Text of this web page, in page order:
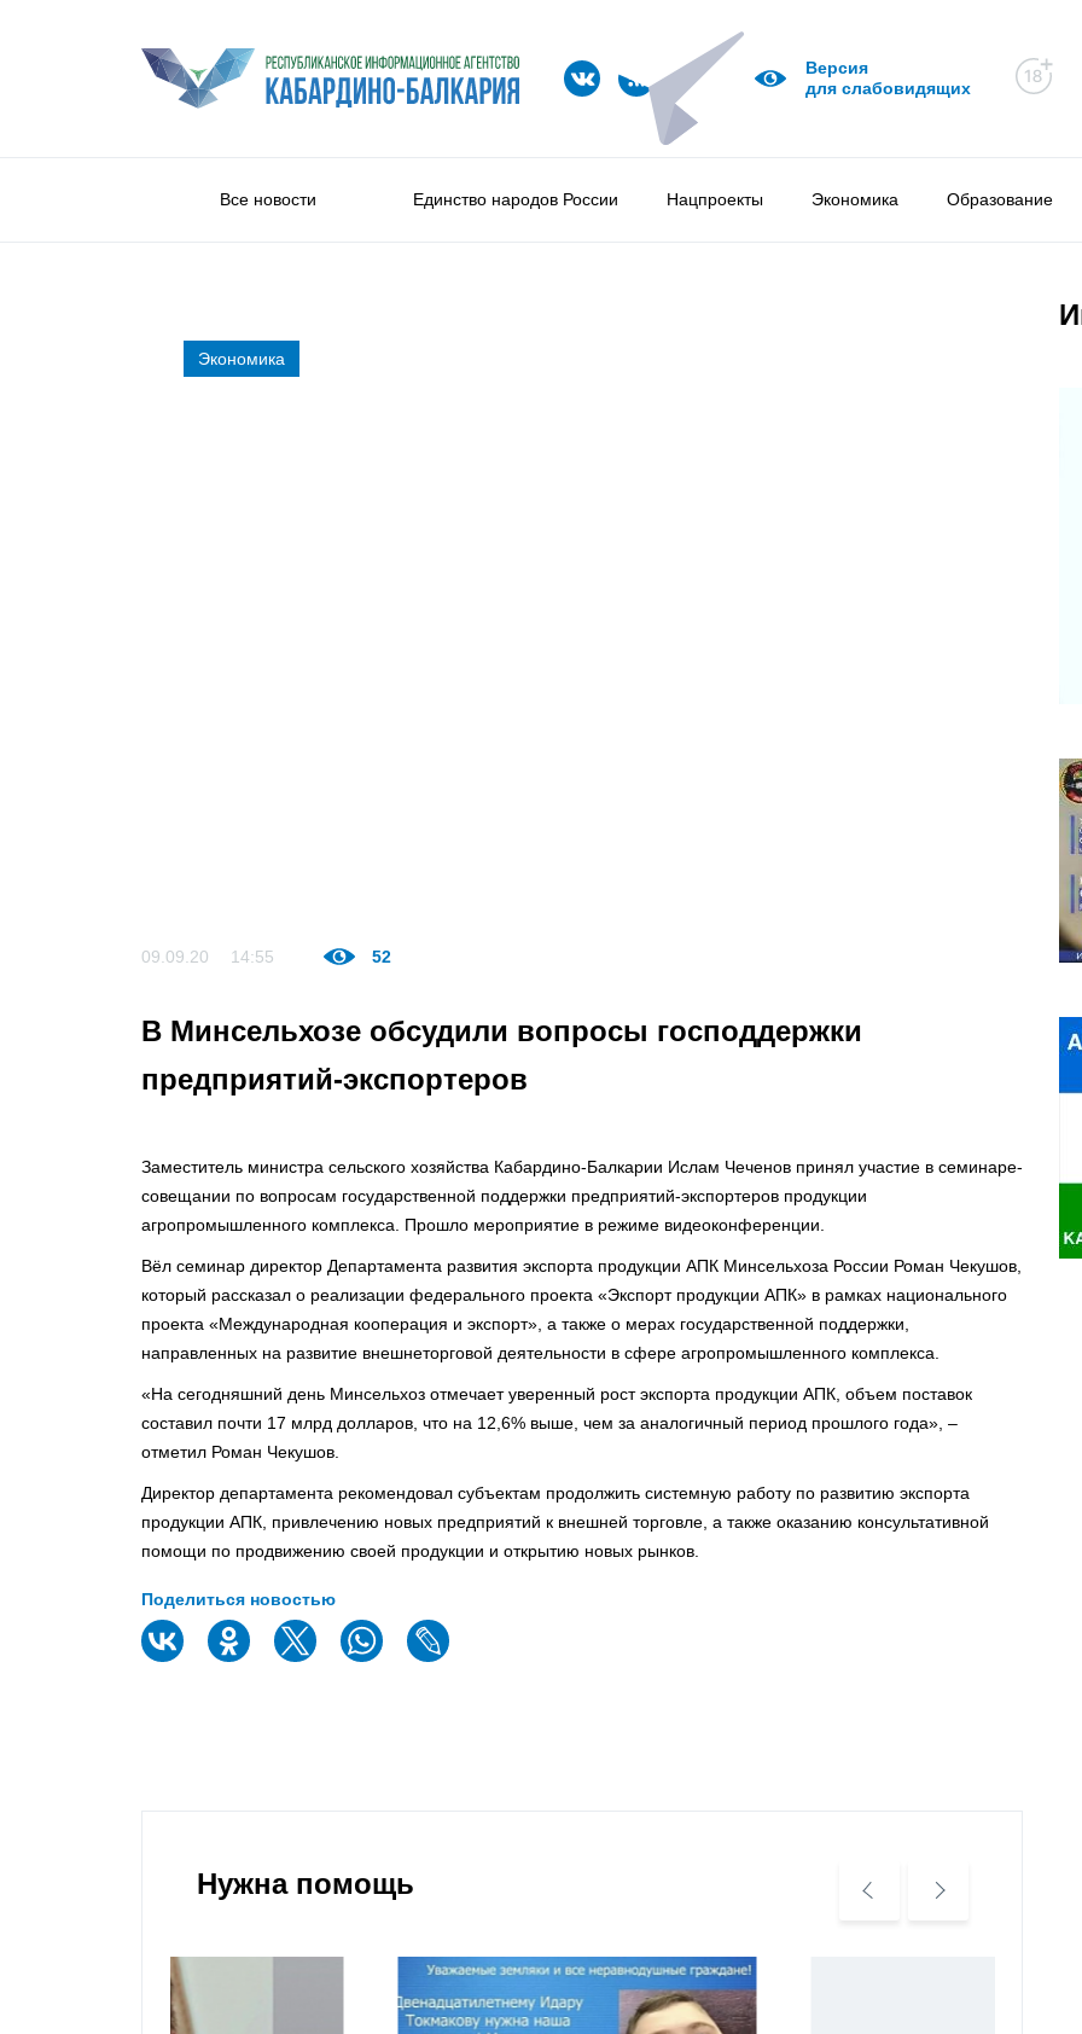
Версия
для слабовидящих
Все новости Единство народов России Нацпроекты Экономика Образование
Экономика
09.09.20 14:55 52
В Минсельхозе обсудили вопросы господдержки
предприятий-экспортеров
Заместитель министра сельского хозяйства Кабардино-Балкарии Ислам Чеченов принял участие в семинаре-
совещании по вопросам государственной поддержки предприятий-экспортеров продукции
агропромышленного комплекса. Прошло мероприятие в режиме видеоконференции.⠀
Вёл семинар директор Департамента развития экспорта продукции АПК Минсельхоза России Роман Чекушов,
который рассказал о реализации федерального проекта «Экспорт продукции АПК» в рамках национального
проекта «Международная кооперация и экспорт», а также о мерах государственной поддержки,
направленных на развитие внешнеторговой деятельности в сфере агропромышленного комплекса.⠀
«На сегодняшний день Минсельхоз отмечает уверенный рост экспорта продукции АПК, объем поставок
составил почти 17 млрд долларов, что на 12,6% выше, чем за аналогичный период прошлого года», –
отметил Роман Чекушов.⠀
Директор департамента рекомендовал субъектам продолжить системную работу по развитию экспорта
продукции АПК, привлечению новых предприятий к внешней торговле, а также оказанию консультативной
помощи по продвижению своей продукции и открытию новых рынков.
Поделиться новостью
Нужна помощь